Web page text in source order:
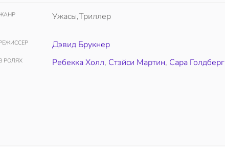
Ужасы,Триллер
Дэвид Брукнер
РОЛЯХ Ребекка Холл, Стэйси Мартин, Сара Голдберг